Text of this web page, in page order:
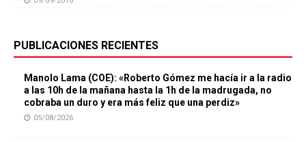
PUBLICACIONES RECIENTES
Manolo Lama (COE): «Roberto Gómez me hacía ir a la radio
a las 10h de la mañana hasta la 1h de la madrugada, no
cobraba un duro y era más feliz que una perdiz»
05/08/2026